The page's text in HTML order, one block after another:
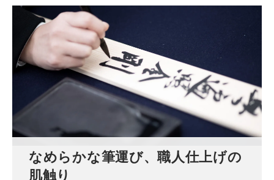
なめらかな筆運び、職人仕上げの
肌触り